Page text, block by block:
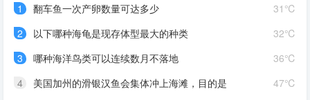
31℃
1
翻车鱼一次产卵数量可达多少
32℃
2
以下哪种海龟是现存体型最大的种类
36℃
3
哪种海洋鸟类可以连续数月不落地
47℃
4
美国加州的滑银汉鱼会集体冲上海滩，目的是